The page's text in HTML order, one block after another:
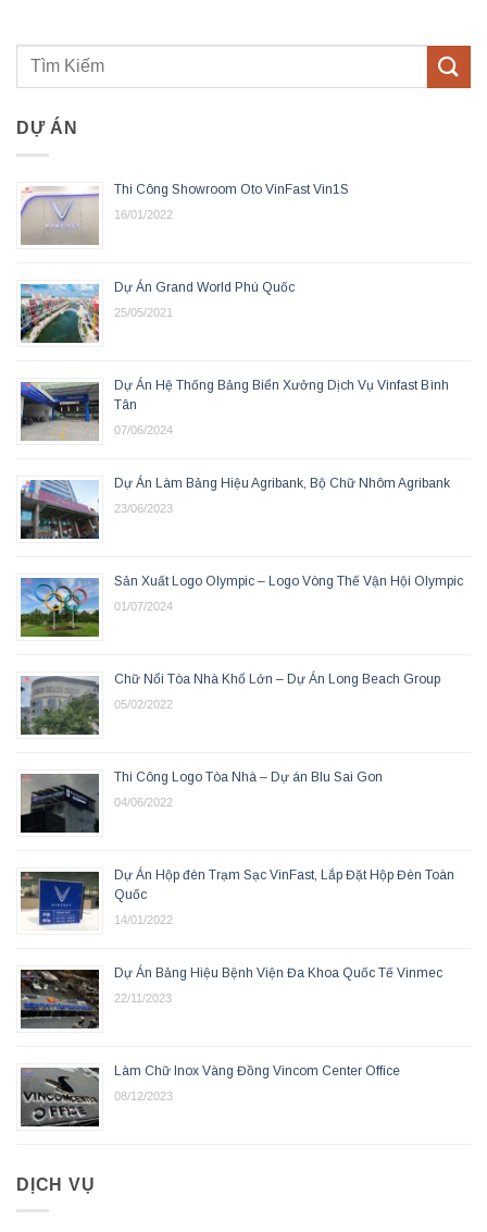
DỰ ÁN
Thi Công Showroom Oto VinFast Vin1S
16/01/2022
Dự Án Grand World Phú Quốc
25/05/2021
Dự Án Hệ Thống Bảng Biển Xưởng Dịch Vụ Vinfast Bình
Tân
07/06/2024
Dự Án Làm Bảng Hiệu Agribank, Bộ Chữ Nhôm Agribank
23/06/2023
Sản Xuất Logo Olympic – Logo Vòng Thế Vận Hội Olympic
01/07/2024
Chữ Nổi Tòa Nhà Khổ Lớn – Dự Án Long Beach Group
05/02/2022
Thi Công Logo Tòa Nhà – Dự án Blu Sai Gon
04/06/2022
Dự Án Hộp đèn Trạm Sạc VinFast, Lắp Đặt Hộp Đèn Toàn
Quốc
14/01/2022
Dự Án Bảng Hiệu Bệnh Viện Đa Khoa Quốc Tế Vinmec
22/11/2023
Làm Chữ Inox Vàng Đồng Vincom Center Office
08/12/2023
DỊCH VỤ